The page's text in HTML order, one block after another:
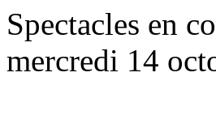
Spectacles en
mercredi 14